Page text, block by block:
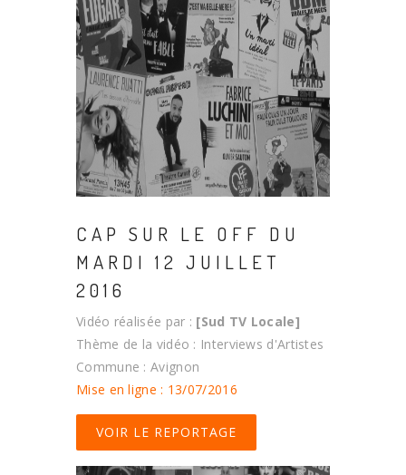
CAP SUR LE OFF DU
MARDI 12 JUILLET
2016
Vidéo réalisée par : [Sud TV Locale]
Thème de la vidéo : Interviews d'Artistes
Commune : Avignon
Mise en ligne : 13/07/2016
VOIR LE REPORTAGE